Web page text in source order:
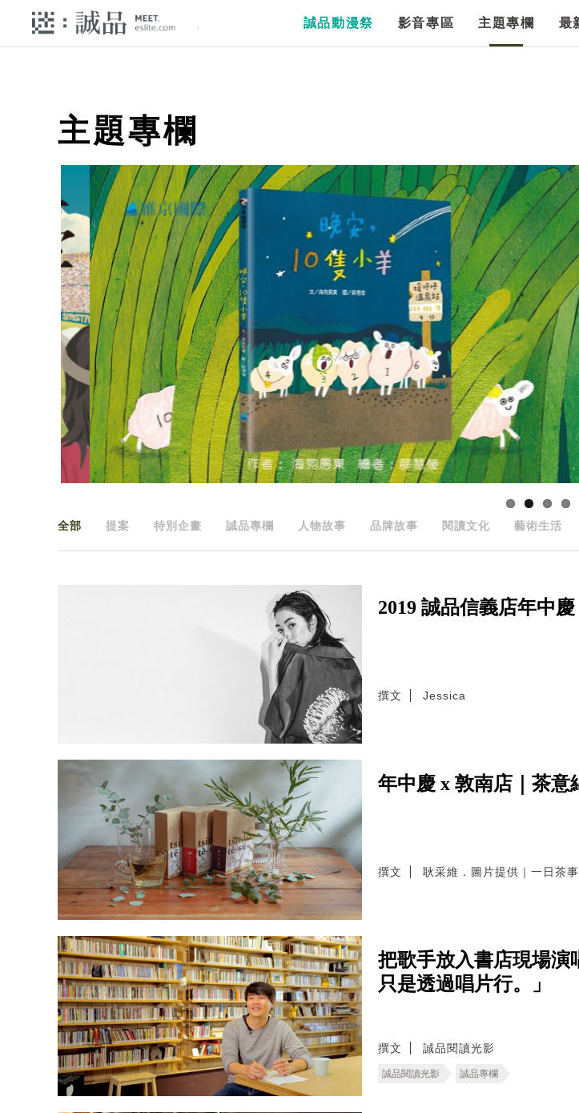
誠品動漫祭 影音專區 主題專欄 最
主題專欄
全部 提案 特別企畫 誠品專欄 人物故事 品牌故事 閱讀文化 藝術生活
2019 誠品信義店年中
撰文 Jessica
年中慶 x 敦南店｜茶意
撰文 耿采維．圖片提供｜一日茶
把歌手放入書店現場演
只是透過唱片行。」
撰文 誠品閱讀光影
誠品閱讀光影 誠品專欄